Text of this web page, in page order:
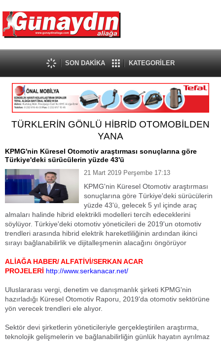
SON DAKİKA KATEGORİLER
TÜRKLERİN GÖNLÜ HİBRİD OTOMOBİLDEN
YANA
KPMG'nin Küresel Otomotiv araştırması sonuçlarına göre
Türkiye'deki sürücülerin yüzde 43'ü
21 Mart 2019 Perşembe 17:13
KPMG'nin Küresel Otomotiv araştırması
sonuçlarına göre Türkiye'deki sürücülerin
yüzde 43'ü, gelecek 5 yıl içinde araç
almaları halinde hibrid elektrikli modelleri tercih edeceklerini
söylüyor. Türkiye'deki otomotiv yöneticileri de 2019'un otomotiv
trendleri arasında hibrid elektrik hareketliliğinin ardından ikinci
sırayı bağlanabilirlik ve dijitalleşmenin alacağını öngörüyor
ALİAĞA HABER/ ALFATİVİ/SERKAN ACAR
PROJELERİ http://www.serkanacar.net/
Uluslararası vergi, denetim ve danışmanlık şirketi KPMG'nin
hazırladığı Küresel Otomotiv Raporu, 2019'da otomotiv sektörüne
yön verecek trendleri ele alıyor.
Sektör devi şirketlerin yöneticileriyle gerçekleştirilen araştırma,
teknolojik gelişmelerin ve bağlanabilirliğin günlük hayatın ayrılmaz